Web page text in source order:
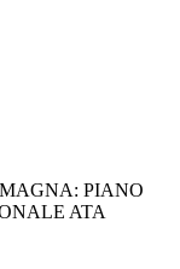
PIANO
ATA